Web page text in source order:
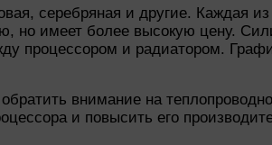
серебряная и другие. Каждая
но имеет более высокую цену.
процессором и радиатором.
внимание на
и повысить его